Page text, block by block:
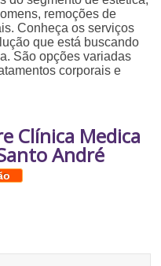
remoções de
Conheça os serviços
que está buscando
São opções variadas
corporais e
Clínica Medica
André